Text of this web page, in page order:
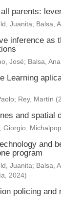
parents:
Juanita; Balsa,
inference as
José; Balsa, Ana
Learning
; Rey, Martín (
and spatial
Giorgio;
and
program
Juanita; Balsa,
, 2024)
policing and